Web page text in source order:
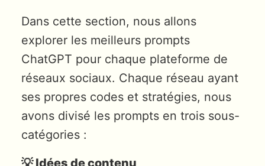
Dans cette section, nous allons
explorer les meilleurs prompts
ChatGPT pour chaque plateforme de
réseaux sociaux. Chaque réseau ayant
ses propres codes et stratégies, nous
avons divisé les prompts en trois sous-
catégories :
💡 Idées de contenu